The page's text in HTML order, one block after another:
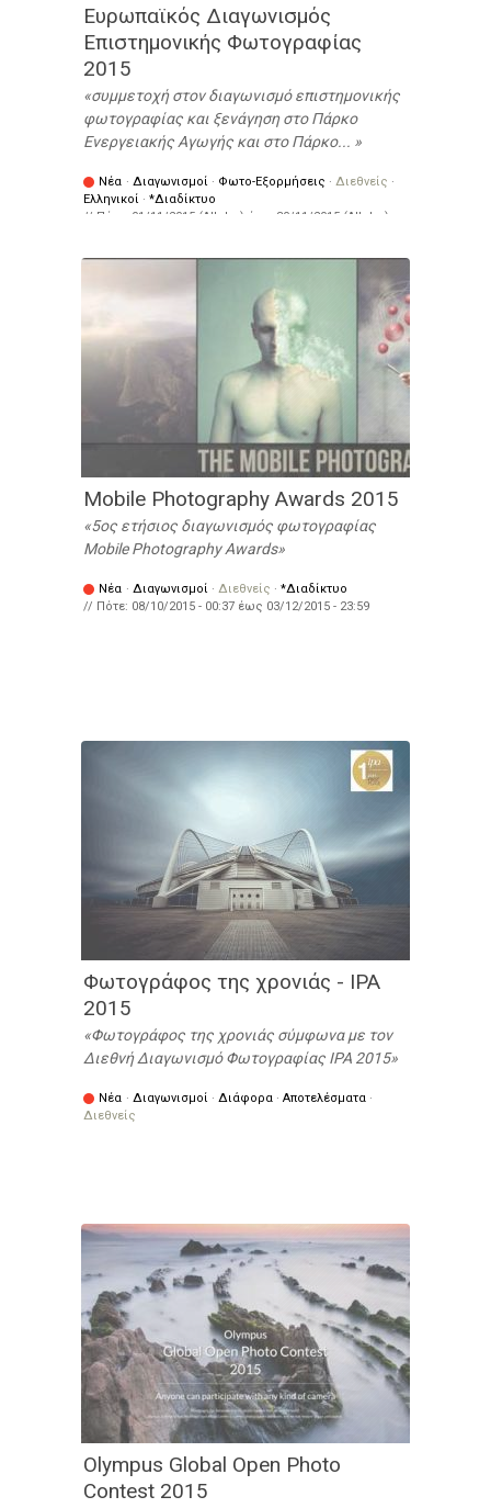
Ευρωπαϊκός Διαγωνισμός
Επιστημονικής Φωτογραφίας
2015
συμμετοχή στον διαγωνισμό επιστημονικής
φωτογραφίας και ξενάγηση στο Πάρκο
Ενεργειακής Αγωγής και στο Πάρκο...
Νέα · Διαγωνισμοί · Φωτο-Εξορμήσεις · Διεθνείς ·
Ελληνικοί · *Διαδίκτυο
// Πότε: 01/11/2015 (All day) έως 30/11/2015 (All day)
Mobile Photography Awards 2015
5ος ετήσιος διαγωνισμός φωτογραφίας
Mobile Photography Awards
Νέα · Διαγωνισμοί · Διεθνείς · *Διαδίκτυο
// Πότε: 08/10/2015 - 00:37 έως 03/12/2015 - 23:59
Φωτογράφος της χρονιάς - IPA
2015
Φωτογράφος της χρονιάς σύμφωνα με τον
Διεθνή Διαγωνισμό Φωτογραφίας IPA 2015
Νέα · Διαγωνισμοί · Διάφορα · Αποτελέσματα ·
Διεθνείς
Olympus Global Open Photo
Contest 2015